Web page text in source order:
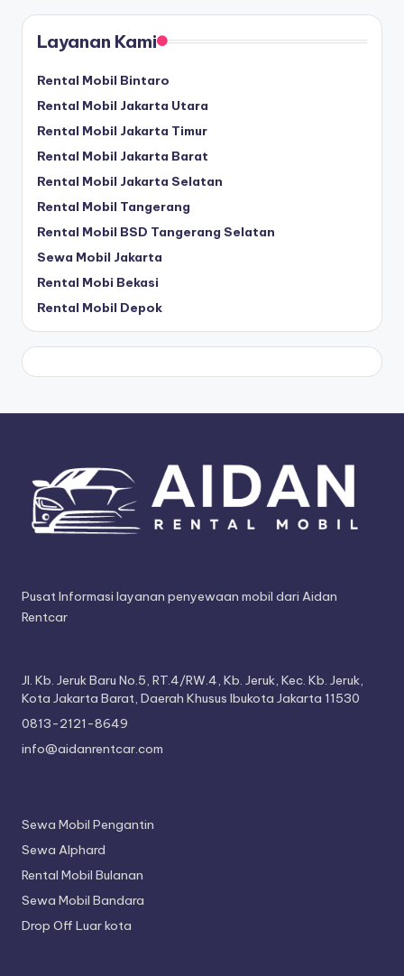
Layanan Kami
Rental Mobil Bintaro
Rental Mobil Jakarta Utara
Rental Mobil Jakarta Timur
Rental Mobil Jakarta Barat
Rental Mobil Jakarta Selatan
Rental Mobil Tangerang
Rental Mobil BSD Tangerang Selatan
Sewa Mobil Jakarta
Rental Mobi Bekasi
Rental Mobil Depok
Pusat Informasi layanan penyewaan mobil dari Aidan
Rentcar
Jl. Kb. Jeruk Baru No.5, RT.4/RW.4, Kb. Jeruk, Kec. Kb. Jeruk,
Kota Jakarta Barat, Daerah Khusus Ibukota Jakarta 11530
0813-2121-8649
info@aidanrentcar.com
Sewa Mobil Pengantin
Sewa Alphard
Rental Mobil Bulanan
Sewa Mobil Bandara
Drop Off Luar kota